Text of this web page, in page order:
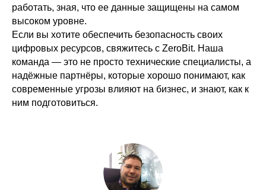
работать, зная, что ее данные защищены на самом
высоком уровне.
Если вы хотите обеспечить безопасность своих
цифровых ресурсов, свяжитесь с ZeroBit. Наша
команда — это не просто технические специалисты, а
надёжные партнёры, которые хорошо понимают, как
современные угрозы влияют на бизнес, и знают, как к
ним подготовиться.